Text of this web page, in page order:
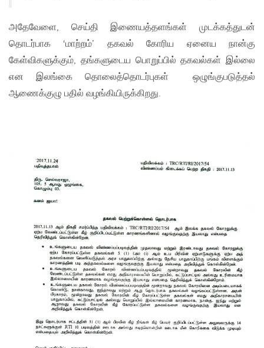
அதேவேளை, செய்தி இணையத்தளங்கள் முடக்கத்துடன்
தொடர்பாக ‘மாற்றம்’ தகவல் கோரிய ஏனைய நான்கு
கேள்விகளுக்கும், தங்களுடைய பொறுப்பில் தகவல்கள் இல்லை
என இலங்கை தொலைத்தொடர்புகள் ஒழுங்குபடுத்தல்
ஆணைக்குழு பதில் வழங்கியிருக்கிறது.